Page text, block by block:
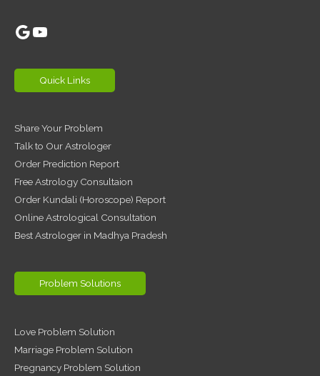
Google
YouTube
Quick Links
Share Your Problem
Talk to Our Astrologer
Order Prediction Report
Free Astrology Consultaion
Order Kundali (Horoscope) Report
Online Astrological Consultation
Best Astrologer in Madhya Pradesh
Problem Solutions
Love Problem Solution
Marriage Problem Solution
Pregnancy Problem Solution